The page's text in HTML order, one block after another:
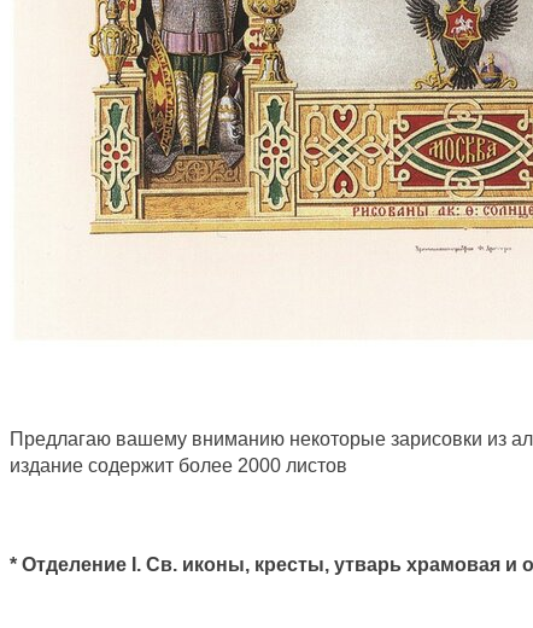
Предлагаю вашему вниманию некоторые зарисовки из
издание содержит более 2000 листов
* Отделение I. Св. иконы, кресты, утварь храмовая и